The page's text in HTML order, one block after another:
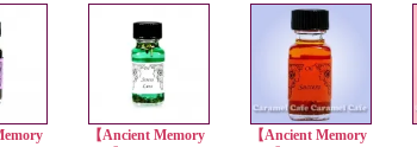
【Ancient Memory
【Ancient Memory